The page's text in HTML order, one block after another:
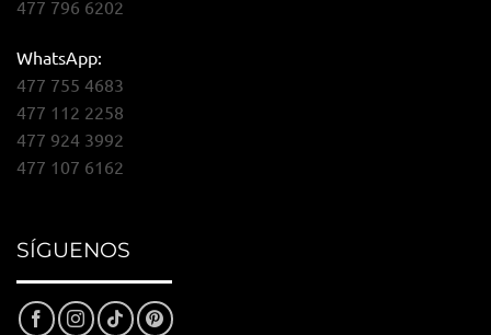
477 796 6202
WhatsApp:
477 755 4683
477 112 2258
477 924 3992
477 107 6162
SÍGUENOS